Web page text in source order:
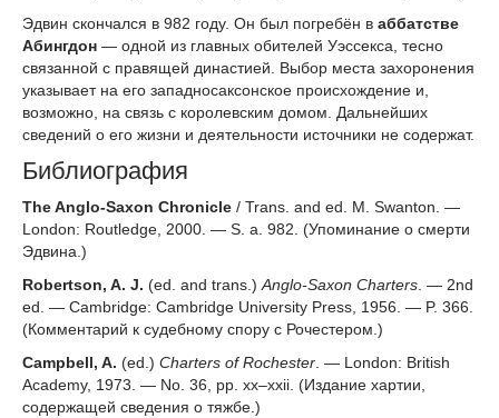
Эдвин скончался в 982 году. Он был погребён в аббатстве
Абингдон — одной из главных обителей Уэссекса, тесно
связанной с правящей династией. Выбор места захоронения
указывает на его западносаксонское происхождение и,
возможно, на связь с королевским домом. Дальнейших
сведений о его жизни и деятельности источники не содержат.
Библиография
The Anglo-Saxon Chronicle / Trans. and ed. M. Swanton. —
London: Routledge, 2000. — S. a. 982. (Упоминание о смерти
Эдвина.)
Robertson, A. J. (ed. and trans.) Anglo-Saxon Charters . — 2nd
ed. — Cambridge: Cambridge University Press, 1956. — P. 366.
(Комментарий к судебному спору с Рочестером.)
Campbell, A. (ed.) Charters of Rochester . — London: British
Academy, 1973. — No. 36, pp. xx–xxii. (Издание хартии,
содержащей сведения о тяжбе.)